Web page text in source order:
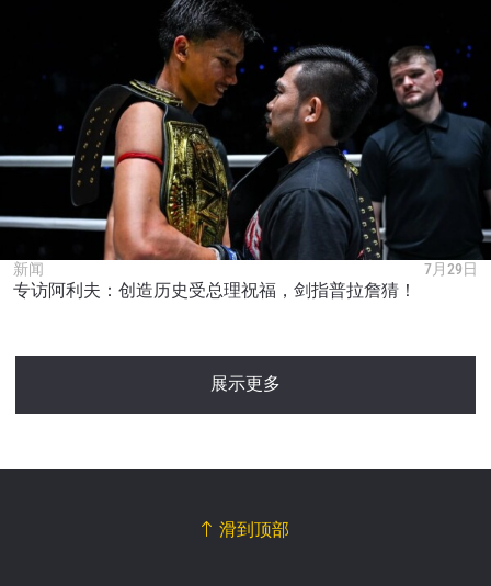
新闻 7月29日
专访阿利夫：创造历史受总理祝福，剑指普拉詹猜！
展示更多
滑到顶部